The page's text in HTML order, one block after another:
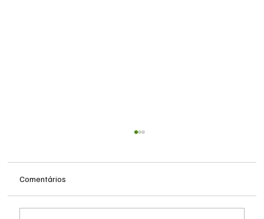
Comentários